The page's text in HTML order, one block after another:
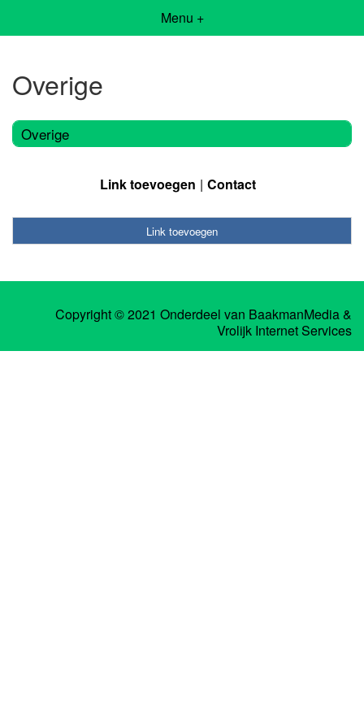
Menu +
Overige
Overige
Link toevoegen Contact
Link toevoegen
Copyright © 2021 Onderdeel van BaakmanMedia&
Vrolijk Internet Services